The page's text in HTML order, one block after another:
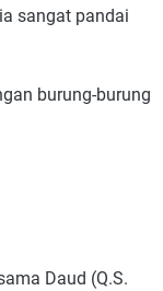
sangat pandai
burung-burung
Daud (Q.S.